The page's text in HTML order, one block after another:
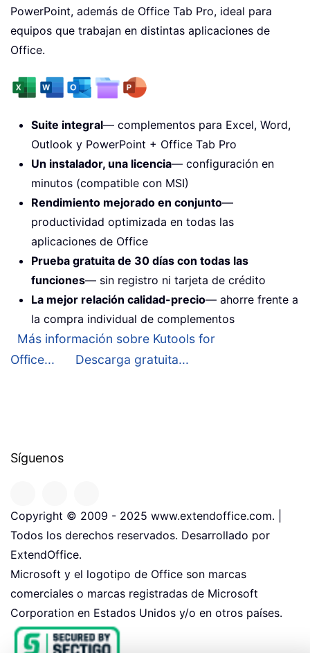
PowerPoint, además de Office Tab Pro, ideal para
equipos que trabajan en distintas aplicaciones de
Office.
Suite integral— complementos para Excel, Word,
Outlook y PowerPoint + Office Tab Pro
Un instalador, una licencia— configuración en
minutos (compatible con MSI)
Rendimiento mejorado en conjunto—
productividad optimizada en todas las
aplicaciones de Office
Prueba gratuita de 30 días con todas las
funciones— sin registro ni tarjeta de crédito
La mejor relación calidad-precio— ahorre frente a
la compra individual de complementos
Más información sobre Kutools for
Office...
Descarga gratuita...
Síguenos
Copyright © 2009 - 2025 www.extendoffice.com. |
Todos los derechos reservados. Desarrollado por
ExtendOffice.
Microsoft y el logotipo de Office son marcas
comerciales o marcas registradas de Microsoft
Corporation en Estados Unidos y/o en otros países.